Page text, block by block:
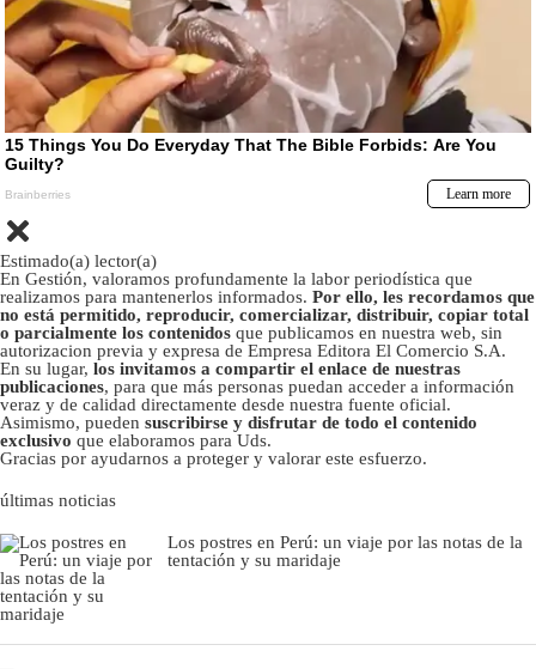
Estimado(a) lector(a)
En Gestión, valoramos profundamente la labor periodística que
realizamos para mantenerlos informados. Por ello, les recordamos que
no está permitido, reproducir, comercializar, distribuir, copiar total
o parcialmente los contenidos que publicamos en nuestra web, sin
autorizacion previa y expresa de Empresa Editora El Comercio S.A.
En su lugar, los invitamos a compartir el enlace de nuestras
publicaciones, para que más personas puedan acceder a información
veraz y de calidad directamente desde nuestra fuente oficial.
Asimismo, pueden suscribirse y disfrutar de todo el contenido
exclusivo que elaboramos para Uds.
Gracias por ayudarnos a proteger y valorar este esfuerzo.
últimas noticias
Los postres en Perú: un viaje por las notas de la
tentación y su maridaje